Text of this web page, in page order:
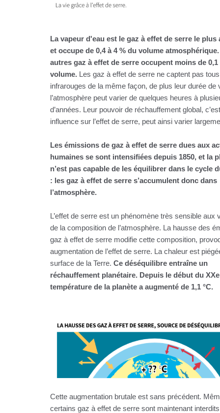
La vapeur d'eau est le gaz à effet de serre le plus
et occupe de 0,4 à 4 % du volume
autres gaz à effet de serre occupent moins de 0,1
volume. Les gaz à effet de serre ne captent pas
infrarouges de la même façon, de plus leur durée de
l’atmosphère peut varier de quelques heures à
d’années. Leur pouvoir de réchauffement global,
influence sur l’effet de serre, peut ainsi varier
Les émissions de gaz à effet de serre dues aux
humaines se sont intensifiées depuis 1850, et la
n’est pas capable de les équilibrer dans le cycle
: les gaz à effet de serre s’accumulent donc dans
l’atmosphère.
L’effet de serre est un phénomène très sensible aux
de la composition de l’atmosphère. La hausse des
gaz à effet de serre modifie cette composition,
augmentation de l’effet de serre. La chaleur est
surface de la Terre. Ce déséquilibre entraîne un
réchauffement planétaire. Depuis le début du
température de la planète a augmenté de 1,1 °C.
Cette augmentation brutale est sans précédent.
certains gaz à effet de serre sont maintenant